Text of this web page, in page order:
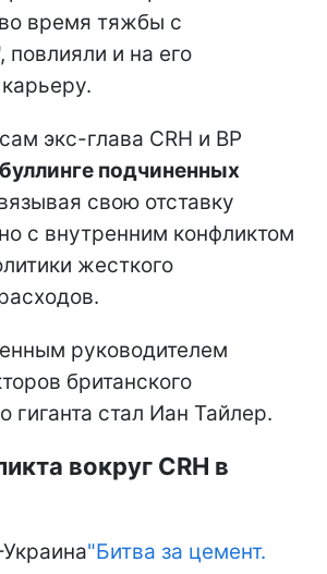
время тяжбы с
повлияли и на его
экс-глава CRH и ВР
подчиненных
свою отставку
с внутренним конфликтом
жесткого
руководителем
британского
гиганта стал Иан Тайлер.
вокруг CRH в
"Битва за цемент.